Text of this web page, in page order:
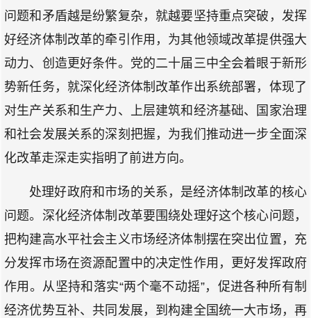
问题和矛盾越是纷繁复杂，就越要坚持重点突破，发挥
好经济体制改革的牵引作用，为其他领域改革提供强大
动力、创造更好条件。党的二十届三中全会着眼于新形
势新任务，就深化经济体制改革作出系统部署，体现了
对生产关系和生产力、上层建筑和经济基础、国家治理
和社会发展关系的深刻把握，为我们推动进一步全面深
化改革走深走实指明了前进方向。
处理好政府和市场的关系，是经济体制改革的核心
问题。深化经济体制改革要围绕处理好这个核心问题，
把构建高水平社会主义市场经济体制摆在突出位置，充
分发挥市场在资源配置中的决定性作用，更好发挥政府
作用。从坚持和落实“两个毫不动摇”，促进各种所有制
经济优势互补、共同发展，到构建全国统一大市场，再